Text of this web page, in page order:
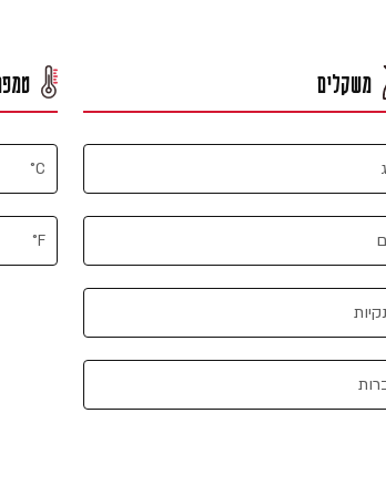
משקלים